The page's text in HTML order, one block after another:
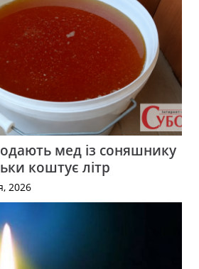
мед із соняшнику
коштує літр
2026